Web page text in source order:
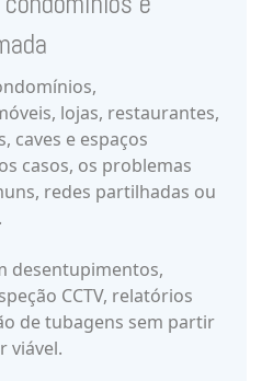
lojas, restaurantes,
caves e espaços
casos, os problemas
redes partilhadas ou
desentupimentos,
CCTV, relatórios
de tubagens sem partir
viável.